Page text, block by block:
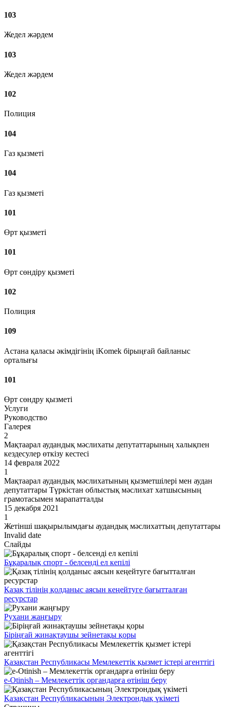
103
Жедел жәрдем
103
Жедел жәрдем
102
Полиция
104
Газ қызметі
104
Газ қызметі
101
Өрт қызметі
101
Өрт сөндіру қызметі
102
Полиция
109
Астана қаласы әкімдігінің iKomek бірыңғай байланыс
орталығы
101
Өрт сөндру қызметі
Услуги
Руководство
Галерея
2
Мақтаарал аудандық мәслихаты депутаттарының халықпен
кездесулер өткізу кестесі
14 февраля 2022
1
Мақтаарал аудандық мәслихатының қызметшілері мен аудан
депутаттары Түркістан облыстық мәслихат хатшысының
грамотасымен марапатталды
15 декабря 2021
1
Жетінші шақырылымдағы аудандық мәслихаттың депутаттары
Invalid date
Слайды
Бұқаралық спорт - белсенді ел кепілі
Қазақ тілінің қолданыс аясын кеңейтуге бағытталған
ресурстар
Рухани жаңғыру
Біріңғай жинақтаушы зейнетақы қоры
Қазақстан Республикасы Мемлекеттік қызмет істері агенттігі
e-Otinish – Мемлекеттік органдарға өтініш беру
Қазақстан Республикасының Электрондық үкіметі